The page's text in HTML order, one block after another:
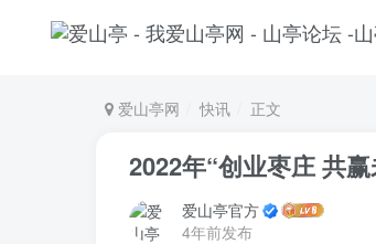
爱山亭网 快讯 正文
2022年“创业枣庄 共
爱山亭官方
4年前发布